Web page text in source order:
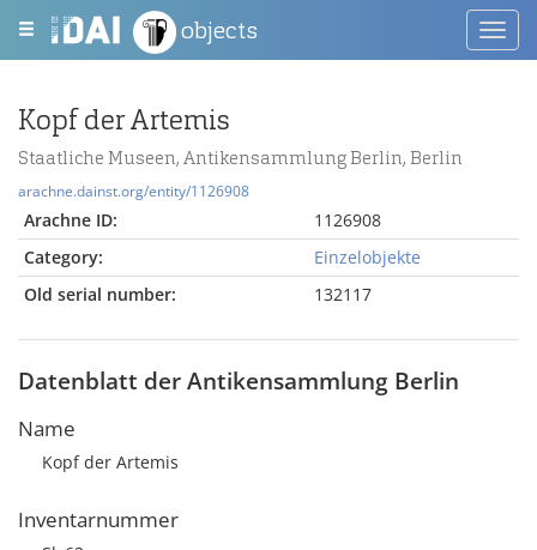
objects
Kopf der Artemis
Staatliche Museen, Antikensammlung Berlin, Berlin
arachne.dainst.org/entity/1126908
Arachne ID:
1126908
Category:
Einzelobjekte
Old serial number:
132117
Datenblatt der Antikensammlung Berlin
Name
Kopf der Artemis
Inventarnummer